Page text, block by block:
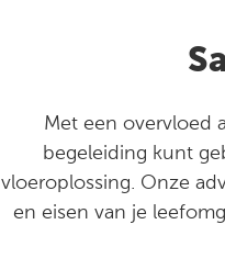
Met een overvloed
begeleiding kunt
vloeroplossing. Onze
en eisen van je